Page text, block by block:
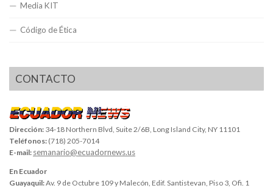
Media KIT
Código de Ética
CONTACTO
Dirección: 34-18 Northern Blvd, Suite 2/6B, Long Island City, NY 11101
Teléfonos: (718) 205-7014
E-mail: semanario@ecuadornews.us
En Ecuador
Guayaquil:Av. 9 de Octubre 109 y Malecón, Edif. Santistevan, Piso 3, Ofi. 1